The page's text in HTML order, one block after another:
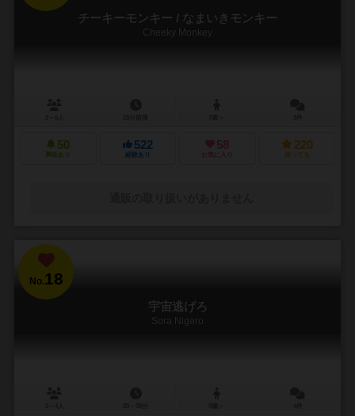
チーキーモンキー / なまいきモンキー
Cheeky Monkey
50
興味あり
522
経験あり
58
お気に入り
220
持ってる
No.18
宇宙逃げろ
Sora Nigero